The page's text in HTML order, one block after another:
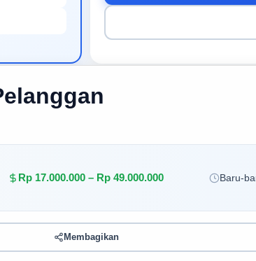
Rp 17.000.000 – Rp 49.000.000 Baru-
Membagikan